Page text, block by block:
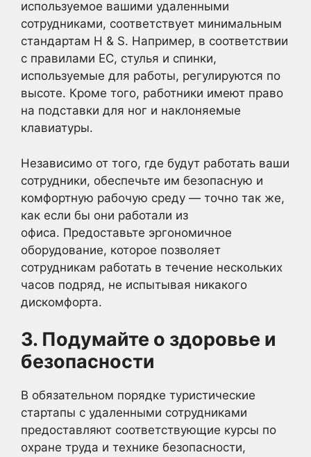
используемое вашими удаленными
сотрудниками, соответствует минимальным
стандартам H & S. Например, в соответствии
с правилами ЕС, стулья и спинки,
используемые для работы, регулируются по
высоте. Кроме того, работники имеют право
на подставки для ног и наклоняемые
клавиатуры.
Независимо от того, где будут работать ваши
сотрудники, обеспечьте им безопасную и
комфортную рабочую среду — точно так же,
как если бы они работали из
офиса. Предоставьте эргономичное
оборудование, которое позволяет
сотрудникам работать в течение нескольких
часов подряд, не испытывая никакого
дискомфорта.
3. Подумайте о здоровье и
безопасности
В обязательном порядке туристические
стартапы с удаленными сотрудниками
предоставляют соответствующие курсы по
охране труда и технике безопасности,